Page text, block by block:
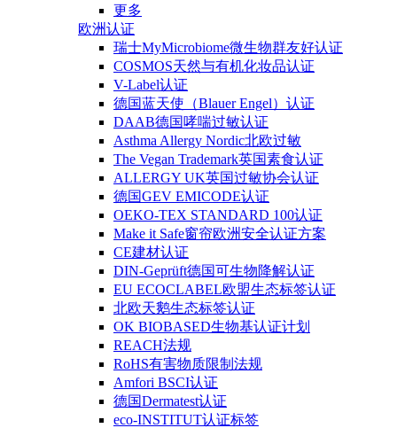
更多
欧洲认证
瑞士MyMicrobiome微生物群友好认证
COSMOS天然与有机化妆品认证
V-Label认证
德国蓝天使（Blauer Engel）认证
DAAB德国哮喘过敏认证
Asthma Allergy Nordic北欧过敏
The Vegan Trademark英国素食认证
ALLERGY UK英国过敏协会认证
德国GEV EMICODE认证
OEKO-TEX STANDARD 100认证
Make it Safe窗帘欧洲安全认证方案
CE建材认证
DIN-Geprüft德国可生物降解认证
EU ECOCLABEL欧盟生态标签认证
北欧天鹅生态标签认证
OK BIOBASED生物基认证计划
REACH法规
RoHS有害物质限制法规
Amfori BSCI认证
德国Dermatest认证
eco-INSTITUT认证标签